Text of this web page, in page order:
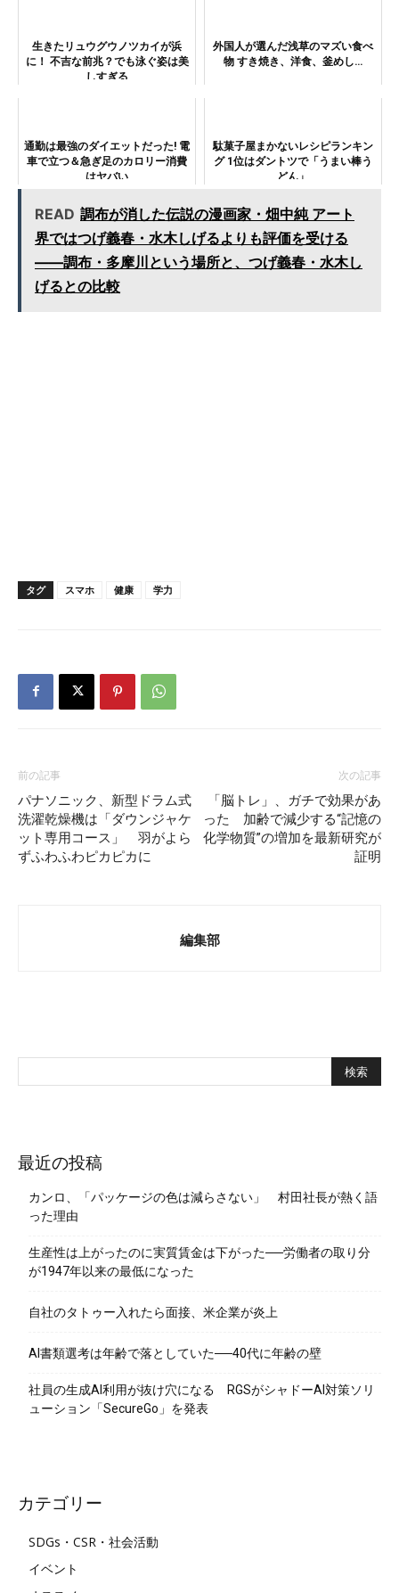
生きたリュウグウノツカイが浜
に！ 不吉な前兆？でも泳ぐ姿は美
しすぎる
外国人が選んだ浅草のマズい食べ
物 すき焼き、洋食、釜めし…
通勤は最強のダイエットだった! 電
車で立つ＆急ぎ足のカロリー消費
はヤバい
駄菓子屋まかないレシピランキン
グ 1位はダントツで「うまい棒う
どん」
READ 調布が消した伝説の漫画家・畑中純 アート
界ではつげ義春・水木しげるよりも評価を受ける
――調布・多摩川という場所と、つげ義春・水木し
げるとの比較
タグ スマホ 健康 学力
前の記事
パナソニック、新型ドラム式
洗濯乾燥機は「ダウンジャケ
ット専用コース」 羽がよら
ずふわふわピカピカに
次の記事
「脳トレ」、ガチで効果があ
った 加齢で減少する“記憶の
化学物質”の増加を最新研究が
証明
編集部
最近の投稿
カンロ、「パッケージの色は減らさない」 村田社長が熱く語
った理由
生産性は上がったのに実質賃金は下がった──労働者の取り分
が1947年以来の最低になった
自社のタトゥー入れたら面接、米企業が炎上
AI書類選考は年齢で落としていた──40代に年齢の壁
社員の生成AI利用が抜け穴になる RGSがシャドーAI対策ソリ
ューション「SecureGo」を発表
カテゴリー
SDGs・CSR・社会活動
イベント